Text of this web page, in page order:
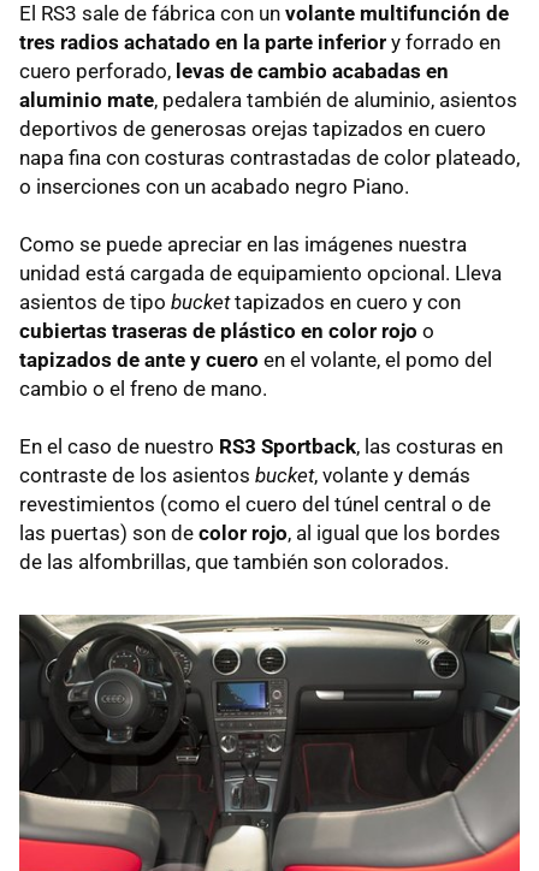
El RS3 sale de fábrica con un volante multifunción de
tres radios achatado en la parte inferior y forrado en
cuero perforado, levas de cambio acabadas en
aluminio mate, pedalera también de aluminio, asientos
deportivos de generosas orejas tapizados en cuero
napa fina con costuras contrastadas de color plateado,
o inserciones con un acabado negro Piano.
Como se puede apreciar en las imágenes nuestra
unidad está cargada de equipamiento opcional. Lleva
asientos de tipo buckettapizados en cuero y con
cubiertas traseras de plástico en color rojo o
tapizados de ante y cuero en el volante, el pomo del
cambio o el freno de mano.
En el caso de nuestro RS3 Sportback, las costuras en
contraste de los asientos bucket, volante y demás
revestimientos (como el cuero del túnel central o de
las puertas) son de color rojo, al igual que los bordes
de las alfombrillas, que también son colorados.